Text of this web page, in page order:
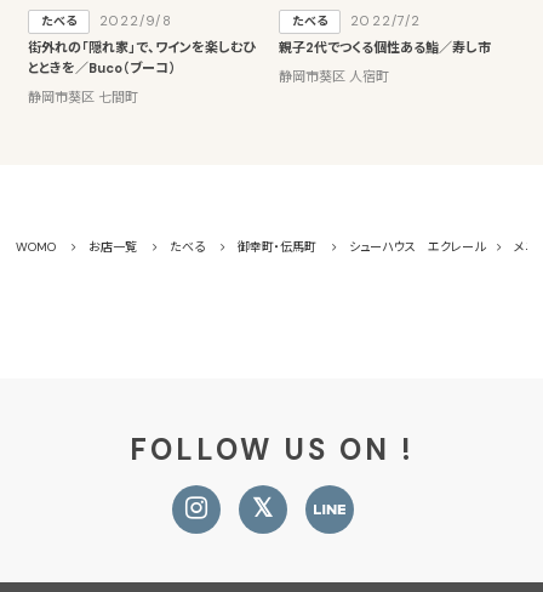
たべる
2022/9/8
街外れの「隠れ家」で、ワインを楽しむひ
とときを／Buco（ブーコ）
静岡市葵区 七間町
たべる
2022/7/2
親子2代でつくる個性ある鮨／寿し市
静岡市葵区 人宿町
WOMO お店一覧 たべる 御幸町・伝馬町 シューハウス エクレール メニ
FOLLOW US ON !